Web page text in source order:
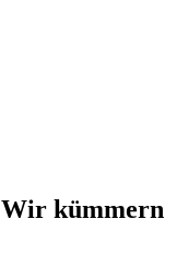
Wir kümmern